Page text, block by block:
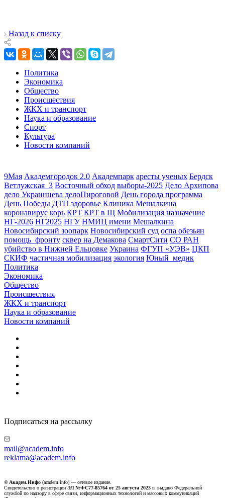
Назад к списку
Политика
Экономика
Общество
Происшествия
ЖКХ и транспорт
Наука и образование
Спорт
Культура
Новости компаний
9Мая Академгородок 2.0 Академпарк аресты ученых Бердск
Ветлужская_3 Восточный обход выборы-2025 Дело Архипова
дело Украинцева делоПироговой День города программа
День Победы ДТП здоровье Клиника Мешалкина
коронавирус корь КРТ КРТ в Щ Мобилизация назначение
НГ-2026 НГ2025 НГУ НМИЦ имени Мешалкина
Новосибирский зоопарк Новосибирский суд оспа обезьян
помощь_фронту сквер на Демакова СмартСити СО РАН
убийство в Нижней Ельцовке Украина ФГУП «УЭВ» ЦКП
СКИФ частичная мобилизация экология Юный_медик
Политика
Экономика
Общество
Происшествия
ЖКХ и транспорт
Наука и образование
Новости компаний
Подписаться на рассылку
mail@academ.info
reklama@academ.info
© Академ.Инфо (academ.info) — сетевое издание.
Свидетельство о регистрации ЭЛ №ФС77-85764 от 25 августа 2023 г. выдано Федеральной
службой по надзору в сфере связи, информационных технологий и массовых коммуникаций